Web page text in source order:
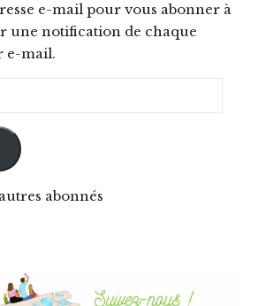
e-mail pour vous abonner à
une notification de chaque
e-mail.
abonnés